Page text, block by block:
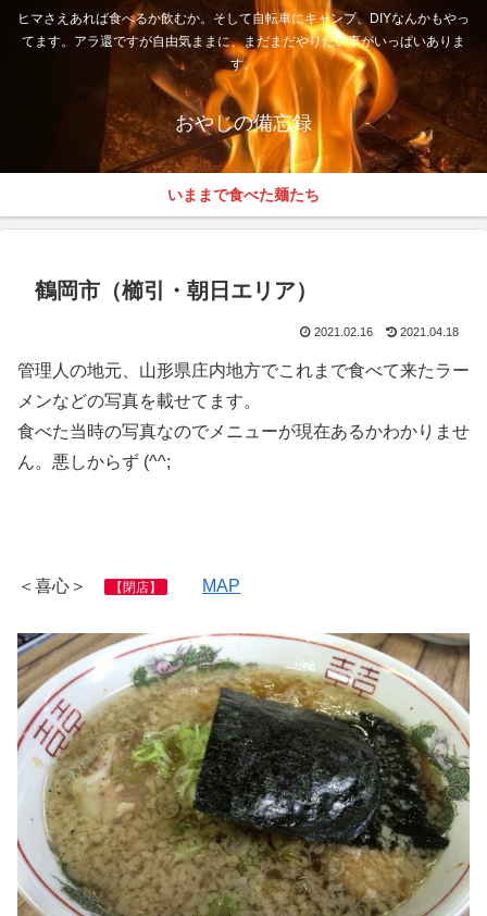
ヒマさえあれば食べるか飲むか。そして自転車にキャンプ、DIYなんかもやっ
てます。アラ還ですが自由気ままに、まだまだやりたい事がいっぱいありま
す。
おやじの備忘録
いままで食べた麺たち
鶴岡市（櫛引・朝日エリア）
2021.02.16 2021.04.18
管理人の地元、山形県庄内地方でこれまで食べて来たラー
メンなどの写真を載せてます。
食べた当時の写真なのでメニューが現在あるかわかりませ
ん。悪しからず (^^;
＜喜心＞ 【閉店】 MAP